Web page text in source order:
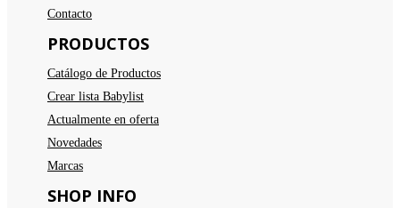
Contacto
PRODUCTOS
Catálogo de Productos
Crear lista Babylist
Actualmente en oferta
Novedades
Marcas
SHOP INFO